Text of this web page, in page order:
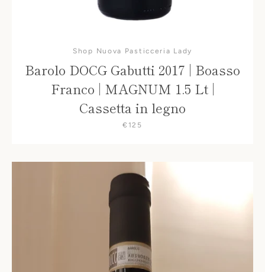
Shop Nuova Pasticceria Lady
Barolo DOCG Gabutti 2017 | Boasso
Franco | MAGNUM 1.5 Lt |
Cassetta in legno
€125